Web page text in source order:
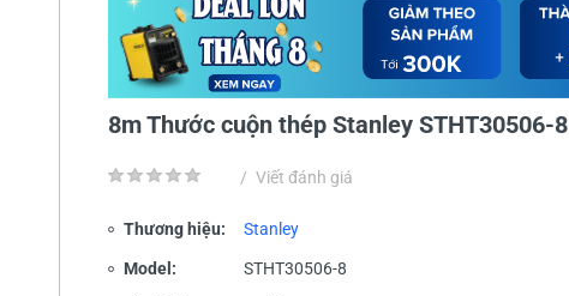
8m Thước cuộn thép Stanley STHT30506-8
/ Viết đánh giá
Thương hiệu: Stanley
Model: STHT30506-8